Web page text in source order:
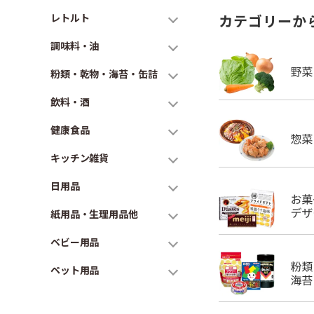
レトルト
調味料・油
粉類・乾物・海苔・缶詰
飲料・酒
健康食品
キッチン雑貨
日用品
紙用品・生理用品他
ベビー用品
ペット用品
カテゴリーか